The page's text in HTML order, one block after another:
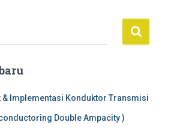
& Implementasi Konduktor Transmisi
Double Ampacity )